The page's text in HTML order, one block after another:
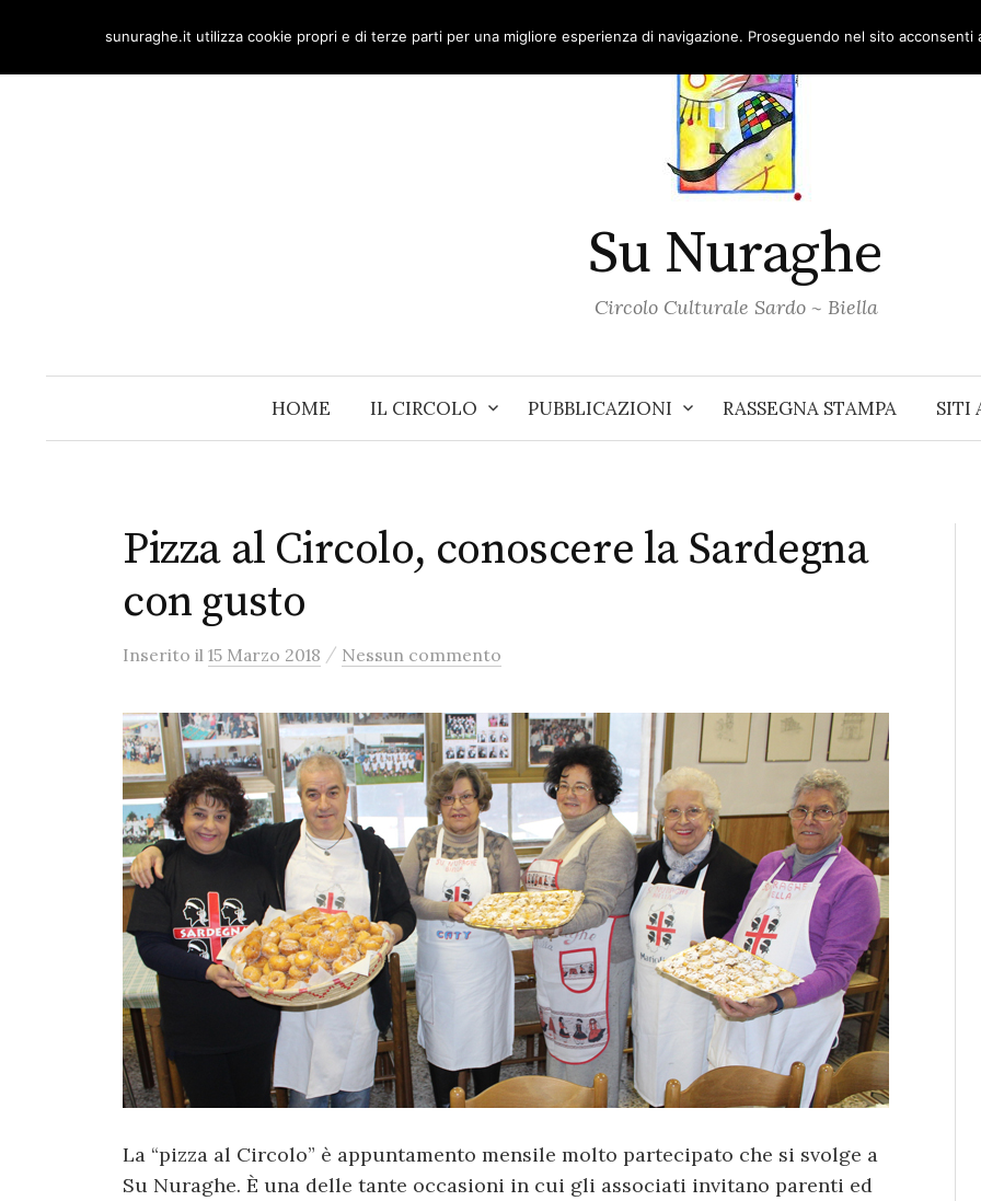
content
Su Nuraghe
Circolo Culturale Sardo ~ Biella
HOME IL CIRCOLO PUBBLICAZIONI RASSEGNA STAMPA SITI
Pizza al Circolo, conoscere la Sardegna
con gusto
Inserito il 15 Marzo 2018 / Nessun commento
La “pizza al Circolo” è appuntamento mensile molto partecipato che si svolge a
Su Nuraghe. È una delle tante occasioni in cui gli associati invitano parenti ed
sunuraghe.it utilizza cookie propri e di terze parti per una migliore esperienza di navigazione. Proseguendo nel sito acconsenti